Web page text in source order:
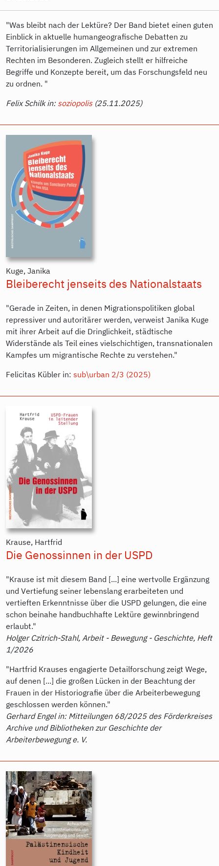
"Was bleibt nach der Lektüre? Der Band bietet einen guten
Einblick in aktuelle humangeografische Debatten zu
Territorialisierungen im Allgemeinen und zur extremen
Rechten im Besonderen. Zugleich stellt er hilfreiche
Begriffe und Konzepte bereit, um das Forschungsfeld neu
zu ordnen. "
Felix Schilk in: soziopolis(25.11.2025)
Kuge, Janika
Bleiberecht jenseits des Nationalstaats
"Gerade in Zeiten, in denen Migrationspolitiken global
repressiver und autoritärer werden, verweist Janika Kuge
mit ihrer Arbeit auf die Dringlichkeit, städtische
Widerstände als Teil eines vielschichtigen, transnationalen
Kampfes um migrantische Rechte zu verstehen."
Felicitas Kübler in: sub\urban 2/3 (2025)
Krause, Hartfrid
Die Genossinnen in der USPD
"Krause ist mit diesem Band [...] eine wertvolle Ergänzung
und Vertiefung seiner lebenslang erarbeiteten und
vertieften Erkenntnisse über die USPD gelungen, die eine
schon beinahe handbuchhafte Lektüre gewinnbringend
erlaubt."
Holger Czitrich-Stahl, Arbeit - Bewegung - Geschichte, Heft
1/2026
"Hartfrid Krauses engagierte Detailforschung zeigt Wege,
auf denen [...] die großen Lücken in der Beachtung der
Frauen in der Historiografie über die Arbeiterbewegung
geschlossen werden können."
Gerhard Engel in: Mitteilungen 68/2025 des Förderkreises
Archive und Bibliotheken zur Geschichte der
Arbeiterbewegung e. V.